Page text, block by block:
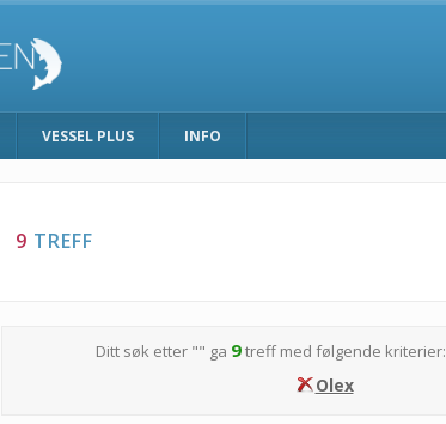
VESSEL PLUS INFO
9 TREFF
Ditt søk etter "" ga 9treff med følgende kriterier:
Olex